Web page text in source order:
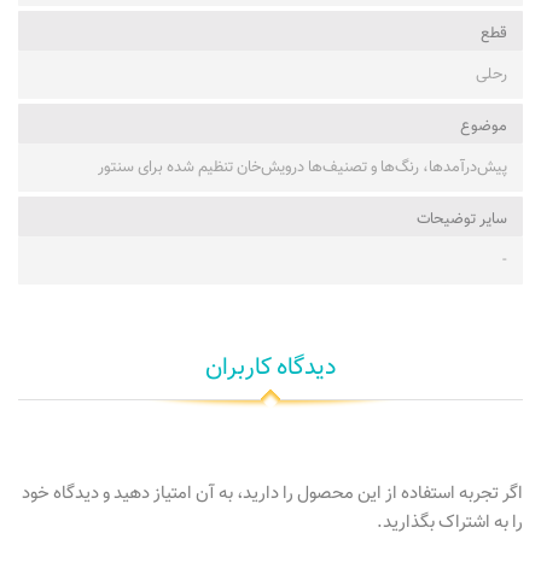
قطع
رحلی
موضوع
پیش‌درآمدها، رنگ‌ها و تصنیف‌ها درویش‌خان تنظیم شده برای سنتور
ساير توضيحات
-
دیدگاه کاربران
اگر تجربه استفاده از این محصول را دارید، به آن امتیاز دهید و دیدگاه خود
را به اشتراک بگذارید.